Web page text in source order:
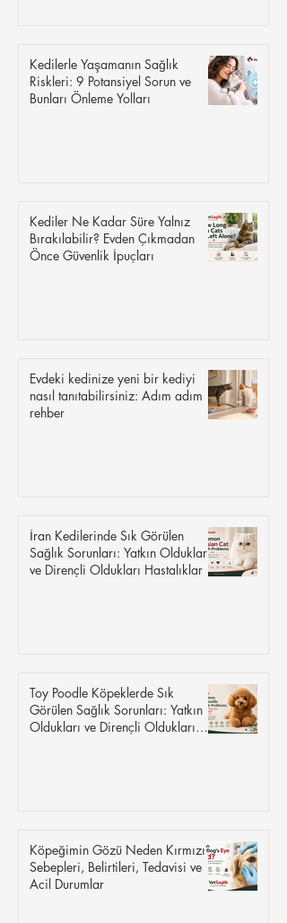
Kedilerle Yaşamanın Sağlık
Riskleri: 9 Potansiyel Sorun ve
Bunları Önleme Yolları
Kediler Ne Kadar Süre Yalnız
Bırakılabilir? Evden Çıkmadan
Önce Güvenlik İpuçları
Evdeki kedinize yeni bir kediyi
nasıl tanıtabilirsiniz: Adım adım
rehber
İran Kedilerinde Sık Görülen
Sağlık Sorunları: Yatkın Oldukları
ve Dirençli Oldukları Hastalıklar
Toy Poodle Köpeklerde Sık
Görülen Sağlık Sorunları: Yatkın
Oldukları ve Dirençli Oldukları
Köpeğimin Gözü Neden Kırmızı?
Sebepleri, Belirtileri, Tedavisi ve
Acil Durumlar